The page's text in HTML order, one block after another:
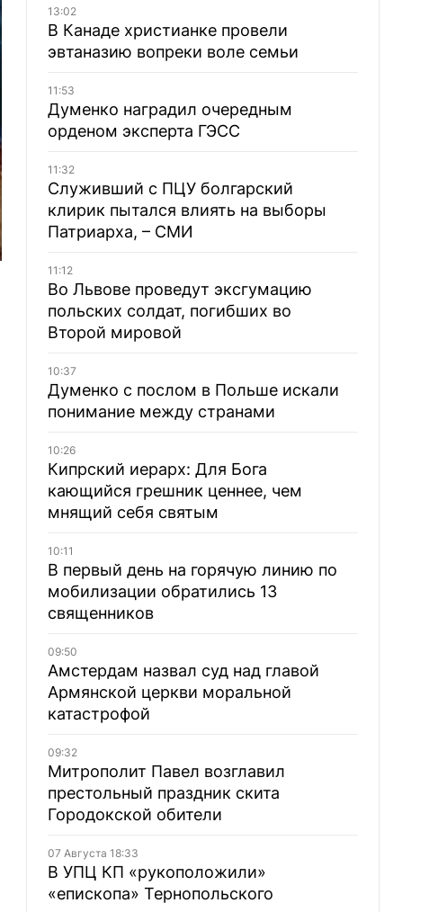
13:02
В Канаде христианке провели
эвтаназию вопреки воле семьи
11:53
Думенко наградил очередным
орденом эксперта ГЭСС
11:32
Служивший с ПЦУ болгарский
клирик пытался влиять на выборы
Патриарха, – СМИ
11:12
Во Львове проведут эксгумацию
польских солдат, погибших во
Второй мировой
10:37
Думенко с послом в Польше искали
понимание между странами
10:26
Кипрский иерарх: Для Бога
кающийся грешник ценнее, чем
мнящий себя святым
10:11
В первый день на горячую линию по
мобилизации обратились 13
священников
09:50
Амстердам назвал суд над главой
Армянской церкви моральной
катастрофой
09:32
Митрополит Павел возглавил
престольный праздник скита
Городокской обители
07 Августа 18:33
В УПЦ КП «рукоположили»
«епископа» Тернопольского